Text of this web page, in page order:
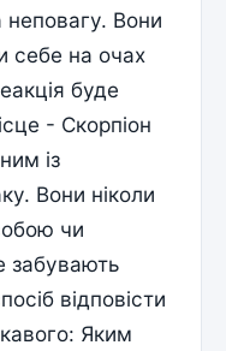
Вони
себе на очах
буде
- Скорпіон
із
Вони ніколи
чи
забувають
відповісти
Яким